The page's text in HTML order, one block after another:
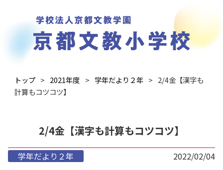
トップ 2021年度 学年だより２年
2/4金【漢字も
計算もコツコツ】
2/4金【漢字も計算もコツコツ】
学年だより２年 2022/02/04